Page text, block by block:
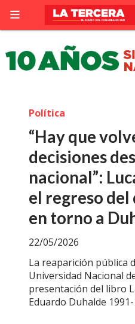
“Hay que
decisiones
nacional”:
el regreso
en torno a
La reaparición pública
Universidad Nacional
presentación del libro
Eduardo Duhalde 1991-
Política
22/05/2026